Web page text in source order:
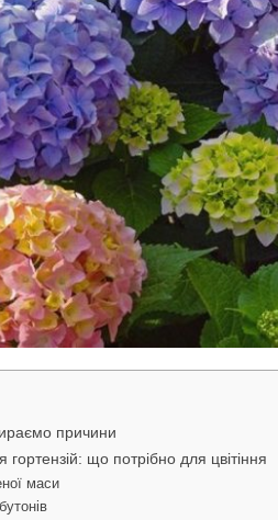
причини
що потрібно для цвітіння
маси